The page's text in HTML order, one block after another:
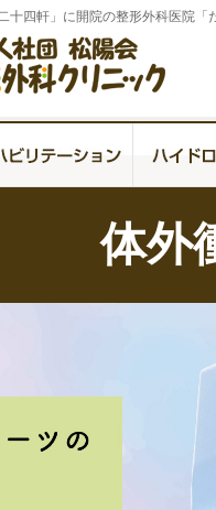
十四軒」に開院の整形外科医院
体外